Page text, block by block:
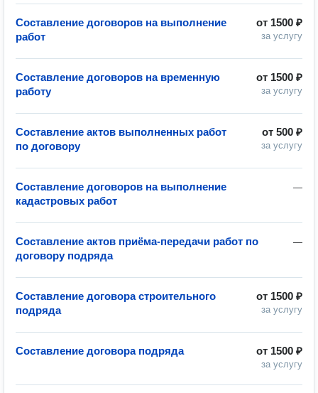
от 1500 ₽
за услугу
Составление договоров на выполнение
работ
от 1500 ₽
за услугу
Составление договоров на временную
работу
от 500 ₽
за услугу
Составление актов выполненных работ
по договору
—
Составление договоров на выполнение
кадастровых работ
—
Составление актов приёма-передачи работ по
договору подряда
от 1500 ₽
за услугу
Составление договора строительного
подряда
от 1500 ₽
за услугу
Составление договора подряда